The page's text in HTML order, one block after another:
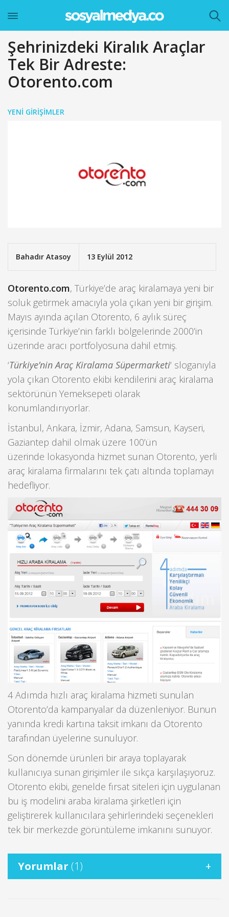
Şehrinizdeki Kiralık Araçlar
Tek Bir Adreste:
Otorento.com
YENI GIRIŞIMLER
Bahadır Atasoy 13 Eylül 2012
Otorento.com, Türkiye’de araç kiralamaya yeni bir
soluk getirmek amacıyla yola çıkan yeni bir girişim.
Mayıs ayında açılan Otorento, 6 aylık süreç
içerisinde Türkiye’nin farklı bölgelerinde 2000’in
üzerinde aracı portfolyosuna dahil etmiş.
‘Türkiye’nin Araç Kiralama Süpermarketi‘ sloganıyla
yola çıkan Otorento ekibi kendilerini araç kiralama
sektörünün Yemeksepeti olarak
konumlandırıyorlar.
İstanbul, Ankara, İzmir, Adana, Samsun, Kayseri,
Gaziantep dahil olmak üzere 100’ün
üzerinde lokasyonda hizmet sunan Otorento, yerli
araç kiralama firmalarını tek çatı altında toplamayı
hedefliyor.
4 Adımda hızlı araç kiralama hizmeti sunulan
Otorento’da kampanyalar da düzenleniyor. Bunun
yanında kredi kartına taksit imkanı da Otorento
tarafından üyelerine sunuluyor.
Son dönemde ürünleri bir araya toplayarak
kullanıcıya sunan girişimler ile sıkça karşılaşıyoruz.
Otorento ekibi, genelde fırsat siteleri için uygulanan
bu iş modelini araba kiralama şirketleri için
geliştirerek kullanıcılara şehirlerindeki seçenekleri
tek bir merkezde görüntüleme imkanını sunuyor.
Yorumlar (1)